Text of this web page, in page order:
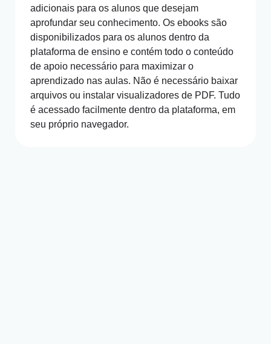
adicionais para os alunos que desejam
aprofundar seu conhecimento. Os ebooks são
disponibilizados para os alunos dentro da
plataforma de ensino e contém todo o conteúdo
de apoio necessário para maximizar o
aprendizado nas aulas. Não é necessário baixar
arquivos ou instalar visualizadores de PDF. Tudo
é acessado facilmente dentro da plataforma, em
seu próprio navegador.